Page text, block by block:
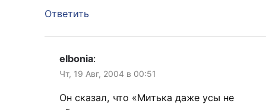
Ответить
elbonia:
Чт, 19 Авг, 2004 в 00:51
Он сказал, что «Митька даже усы не